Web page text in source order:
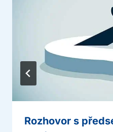
Rozhovor s